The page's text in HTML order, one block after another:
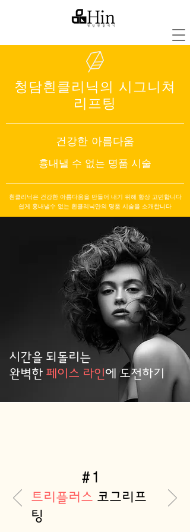
청담흰클리닉의 시그니쳐
리프팅
건강한 아름다움
흉내낼 수 없는 명품 시술
흰클리닉은 건강한 아름다움을 만들어 내기 위해 항상 고민합니다
​쉽게 흉내낼수 없는 흰클리닉만의 명품 시술을 소개합니다
시간을 되돌리는
완벽한 페이스 라인에 도전하기
#1
트리플러스 코그리프
팅